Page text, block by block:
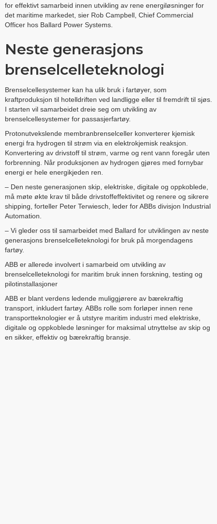
for effektivt samarbeid innen utvikling av rene energiløsninger for
det maritime markedet, sier Rob Campbell, Chief Commercial
Officer hos Ballard Power Systems.
Neste generasjons
brenselcelleteknologi
Brenselcellesystemer kan ha ulik bruk i fartøyer, som
kraftproduksjon til hotelldriften ved landligge eller til fremdrift til sjøs.
I starten vil samarbeidet dreie seg om utvikling av
brenselcellesystemer for passasjerfartøy.
Protonutvekslende membranbrenselceller konverterer kjemisk
energi fra hydrogen til strøm via en elektrokjemisk reaksjon.
Konvertering av drivstoff til strøm, varme og rent vann foregår uten
forbrenning. Når produksjonen av hydrogen gjøres med fornybar
energi er hele energikjeden ren.
– Den neste generasjonen skip, elektriske, digitale og oppkoblede,
må møte økte krav til både drivstoffeffektivitet og renere og sikrere
shipping, forteller Peter Terwiesch, leder for ABBs divisjon Industrial
Automation.
– Vi gleder oss til samarbeidet med Ballard for utviklingen av neste
generasjons brenselcelleteknologi for bruk på morgendagens
fartøy.
ABB er allerede involvert i samarbeid om utvikling av
brenselcelleteknologi for maritim bruk innen forskning, testing og
pilotinstallasjoner
ABB er blant verdens ledende muliggjørere av bærekraftig
transport, inkludert fartøy. ABBs rolle som forløper innen rene
transportteknologier er å utstyre maritim industri med elektriske,
digitale og oppkoblede løsninger for maksimal utnyttelse av skip og
en sikker, effektiv og bærekraftig bransje.